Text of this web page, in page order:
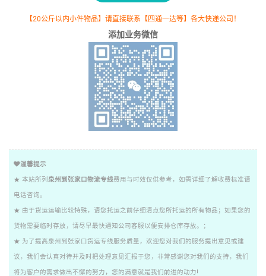
【20公斤以内小件物品】请直接联系【四通一达等】各大快递公司！
添加业务微信
温馨提示
★ 本站所列 泉州到张家口物流专线费用与时效仅供参考，如需详细了解收费标准请
电话咨询。
★ 由于货运运输比较特殊，请您托运之前仔细清点您所托运的所有物品；如果您的
货物需要临时存放，请尽早最快通知公司客服以便安排仓库存放。；
★ 为了提高泉州到张家口货运专线服务质量，欢迎您对我们的服务提出意见或建
议，我们会认真对待并及时把处理意见汇报于您，非常感谢您对我们的支持，我们
将为客户的需求做出不懈的努力，您的满意就是我们前进的动力!